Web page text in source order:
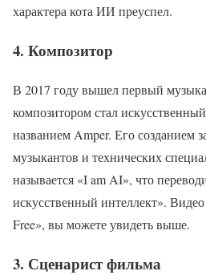
характера кота ИИ преуспел.
4. Композитор
В 2017 году вышел первый
композитором стал
названием Amper. Его созданием
музыкантов и технических
называется «I am AI», что
искусственный интеллект».
Free», вы можете увидеть выше.
3. Сценарист фильма